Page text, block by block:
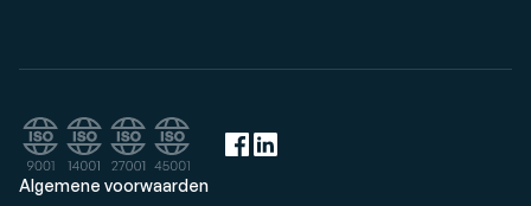
Algemene voorwaarden